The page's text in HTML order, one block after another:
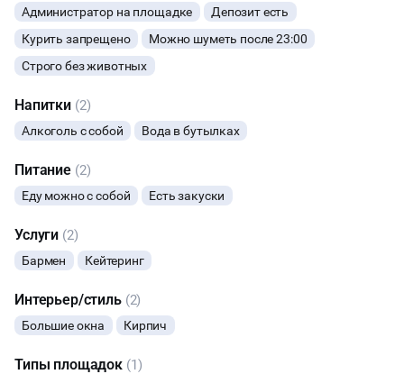
бесплатная, места не гарантированы.
В помещении можно шуметь круглосуточно.
Администратор на площадке
Депозит есть
Курить запрещено
Можно шуметь после 23:00
Строго без животных
Напитки (2)
Алкоголь с собой Вода в бутылках
Питание (2)
Еду можно с собой Есть закуски
Услуги (2)
Бармен Кейтеринг
Интерьер/стиль (2)
Большие окна Кирпич
Типы площадок (1)
ВЫПУСКНЫЕ
МАЛЬЧИШНИК
ДИСКОТЕКА
СВИДАНИЯ
НОВЫЙ ГОД
МАСТЕР-КЛАСС
СЕМИНАРЫ